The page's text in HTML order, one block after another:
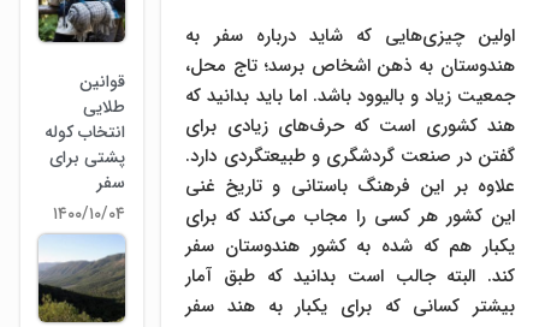
اولین چیزی‌هایی که شاید درباره سفر به
هندوستان به ذهن اشخاص برسد؛ تاج محل،
جمعیت زیاد و بالیوود باشد. اما باید بدانید که
هند کشوری است که حرف‌های زیادی برای
گفتن در صنعت گردشگری و طبیعتگردی دارد.
علاوه بر این فرهنگ باستانی و تاریخ غنی
این کشور هر کسی را مجاب می‌کند که برای
یکبار هم که شده به کشور هندوستان سفر
کند. البته جالب است بدانید که طبق آمار
بیشتر کسانی که برای یکبار به هند سفر
قوانین
طلایی
انتخاب کوله
پشتی برای
سفر
۱۴۰۰/۱۰/۰۴